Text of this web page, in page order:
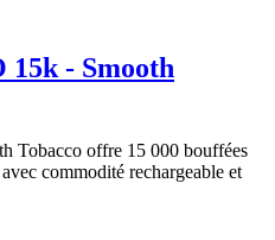
- Smooth
Tobacco offre 15 000 bouffées
commodité rechargeable et